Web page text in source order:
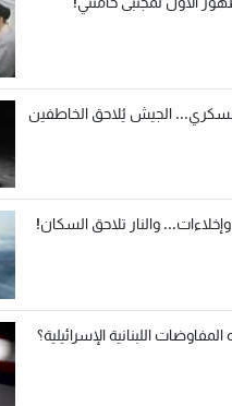
الجيش يُلاحق الخاطفين
والنار تلاحق السكان!
اللبنانية الإسرائيلية؟
شروط الإسـتخدام
سياسة الخصوصية